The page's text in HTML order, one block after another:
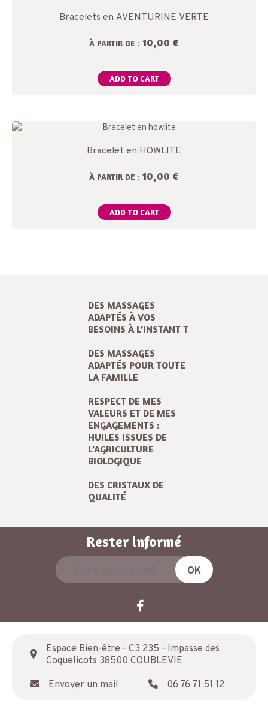
Bracelets en AVENTURINE VERTE
À PARTIR DE : 10,00 €
ADD TO CART
Bracelet en HOWLITE
À PARTIR DE : 10,00 €
ADD TO CART
DES MASSAGES
ADAPTÉS À VOS
BESOINS À L’INSTANT T
DES MASSAGES
ADAPTÉS POUR TOUTE
LA FAMILLE
RESPECT DE MES
VALEURS ET DE MES
ENGAGEMENTS :
HUILES ISSUES DE
L’AGRICULTURE
BIOLOGIQUE
DES CRISTAUX DE
QUALITÉ
Rester informé
Espace Bien-être - C3 235 - Impasse des
Coquelicots 38500 COUBLEVIE
Envoyer un mail
06 76 71 51 12